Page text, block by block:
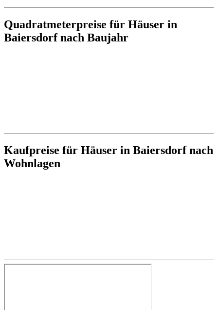
Quadratmeterpreise für Häuser in
Baiersdorf nach Baujahr
Kaufpreise für Häuser in Baiersdorf nach
Wohnlagen